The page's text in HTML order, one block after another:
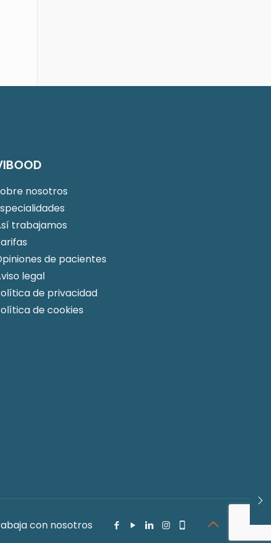
nosotros
trabajamos
de pacientes
legal
de privacidad
de cookies
con nosotros